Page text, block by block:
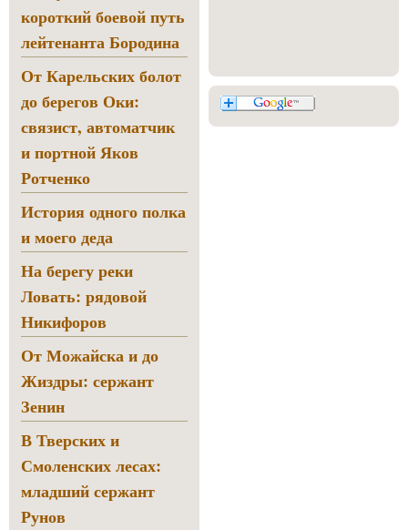
короткий боевой путь
лейтенанта Бородина
От Карельских болот
до берегов Оки:
связист, автоматчик
и портной Яков
Ротченко
История одного полка
и моего деда
На берегу реки
Ловать: рядовой
Никифоров
От Можайска и до
Жиздры: сержант
Зенин
В Тверских и
Смоленских лесах:
младший сержант
Рунов